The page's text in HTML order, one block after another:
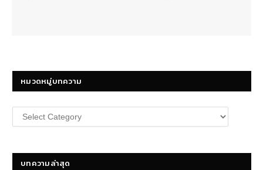
หมวดหมู่บทความ
หมวด
หมู่
บทความล่าสุด